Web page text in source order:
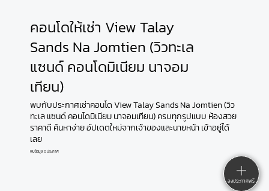
พบข้อมูล 0 ประกาศ
พบกับประกาศเช่าคอนโด View Talay Sands Na Jomtien (วิว
ทะเล แซนด์ คอนโดมิเนียม นาจอมเทียน) ครบทุกรูปแบบ ห้องสวย
ราคาดี ค้นหาง่าย อัปเดตใหม่จากเจ้าของและนายหน้า เข้าอยู่ได้
เลย
คอนโดให้เช่า View Talay
Sands Na Jomtien (วิวทะเล
แซนด์ คอนโดมิเนียม นาจอม
เทียน)
ลงประกาศฟรี